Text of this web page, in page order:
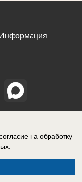
Информация
на обработку